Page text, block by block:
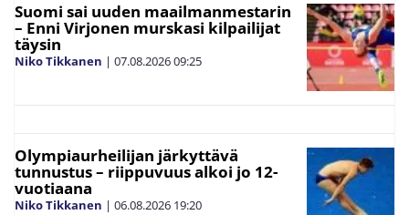
Suomi sai uuden maailmanmestarin
– Enni Virjonen murskasi kilpailijat
täysin
Niko Tikkanen | 07.08.202609:25
Olympiaurheilijan järkyttävä
tunnustus – riippuvuus alkoi jo 12-
vuotiaana
Niko Tikkanen | 06.08.2026 19:20